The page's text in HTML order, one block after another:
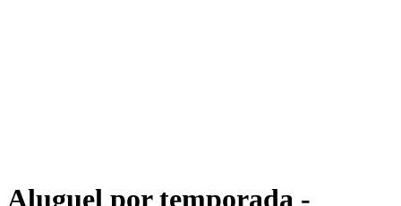
Aluguel por temporada -